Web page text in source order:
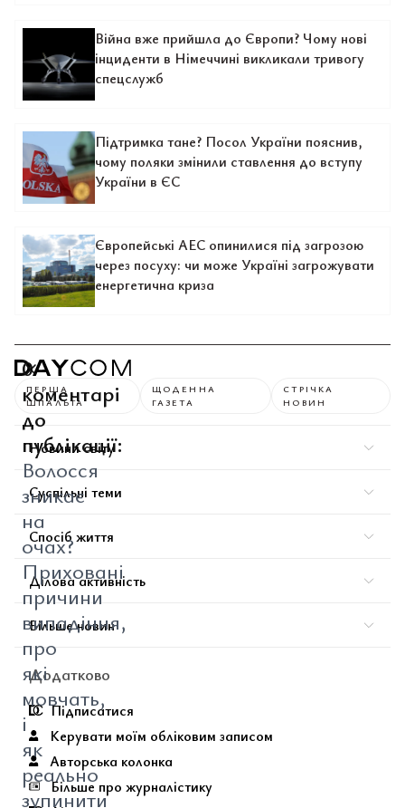
Війна вже прийшла до Європи? Чому нові
інциденти в Німеччині викликали тривогу
спецслужб
Підтримка тане? Посол України пояснив,
чому поляки змінили ставлення до вступу
України в ЄС
Європейські АЕС опинилися під загрозою
через посуху: чи може Україні загрожувати
енергетична криза
0
коментарі
до
публікації:
Волосся
зникає
на
очах?
Приховані
причини
випадіння,
про
які
мовчать,
і
як
реально
зупинити
ПЕРША
ШПАЛЬТА
ЩОДЕННА
ГАЗЕТА
СТРІЧКА
НОВИН
Новини світу
Суспільні теми
Спосіб життя
Ділова активність
Більше новин
Додатково
Підписатися
Керувати моїм обліковим записом
Авторська колонка
Більше про журналістику